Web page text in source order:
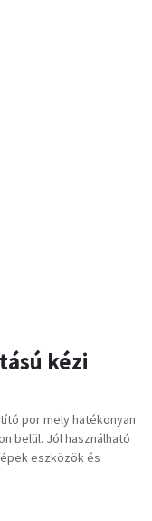
kézi
por mely hatékonyan
belül. Jól használható
eszközök és